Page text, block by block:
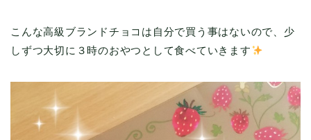
こんな高級ブランドチョコは自分で買う事はないので、少
しずつ大切に３時のおやつとして食べていきます